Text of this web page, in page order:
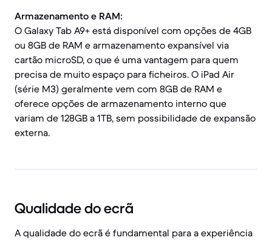
Armazenamento e RAM:
O Galaxy Tab A9+ está disponível com opções de 4GB
ou 8GB de RAM e armazenamento expansível via
cartão microSD, o que é uma vantagem para quem
precisa de muito espaço para ficheiros. O iPad Air
(série M3) geralmente vem com 8GB de RAM e
oferece opções de armazenamento interno que
variam de 128GB a 1TB, sem possibilidade de expansão
externa.
Qualidade do ecrã
A qualidade do ecrã é fundamental para a experiência